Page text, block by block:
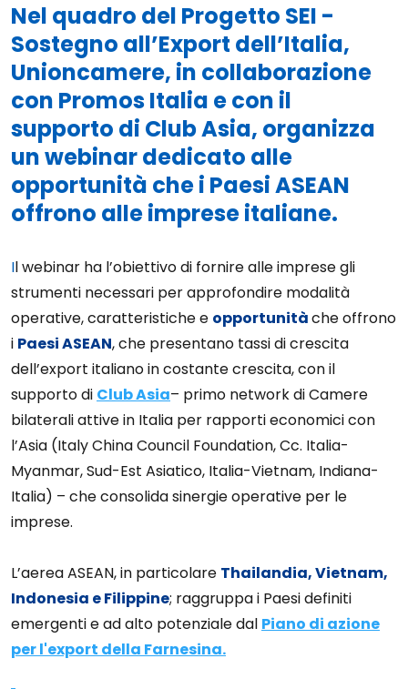
Nel quadro del Progetto SEI -
Sostegno all’Export dell’Italia,
Unioncamere, in collaborazione
con Promos Italia e con il
supporto di Club Asia, organizza
un webinar dedicato alle
opportunità che i Paesi ASEAN
offrono alle imprese italiane.
Il webinar ha l’obiettivo di fornire alle imprese gli
strumenti necessari per approfondire modalità
operative, caratteristiche e opportunitàche offrono
i Paesi ASEAN, che presentano tassi di crescita
dell’export italiano in costante crescita,con il
supporto di Club Asia– primo network di Camere
bilaterali attive in Italia per rapporti economici con
l’Asia (Italy China Council Foundation, Cc. Italia-
Myanmar, Sud-Est Asiatico, Italia-Vietnam, Indiana-
Italia) – che consolida sinergie operative per le
imprese.
L’aerea ASEAN, in particolare Thailandia, Vietnam,
Indonesia e Filippine; raggruppa i Paesi definiti
emergenti e ad alto potenziale dal Piano di azione
per l'export della Farnesina.